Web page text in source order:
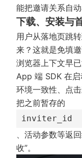
能把邀请关系自
下载、安装与
用户从落地页跳
来？这就是免填
浏览器上下文早
App 端 SDK 在
环境一致性、点
把之前暂存的
inviter_id
、活动参数等返
收”。